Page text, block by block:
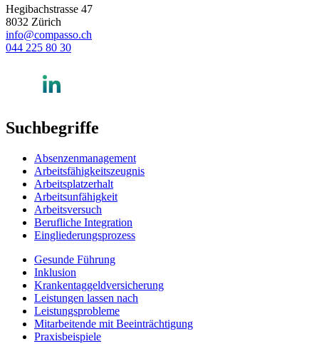
Hegibachstrasse 47
8032 Zürich
info@compasso.ch
044 225 80 30
Suchbegriffe
Absenzenmanagement
Arbeitsfähigkeitszeugnis
Arbeitsplatzerhalt
Arbeitsunfähigkeit
Arbeitsversuch
Berufliche Integration
Eingliederungsprozess
Gesunde Führung
Inklusion
Krankentaggeldversicherung
Leistungen lassen nach
Leistungsprobleme
Mitarbeitende mit Beeinträchtigung
Praxisbeispiele